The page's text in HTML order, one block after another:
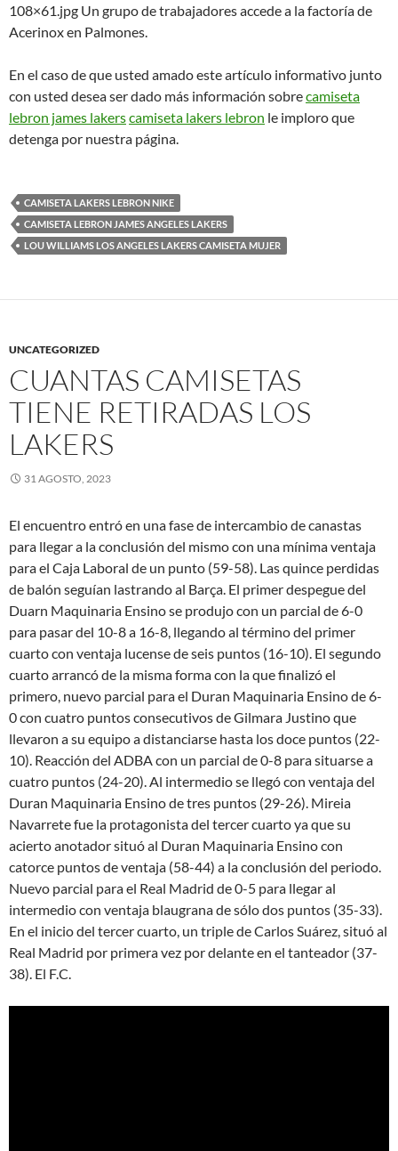
108×61.jpg Un grupo de trabajadores accede a la factoría de
Acerinox en Palmones.
En el caso de que usted amado este artículo informativo junto
con usted desea ser dado más información sobrecamiseta
lebron james lakerscamiseta lakers lebron le imploro que
detenga por nuestra página.
CAMISETA LAKERS LEBRON NIKE
CAMISETA LEBRON JAMES ANGELES LAKERS
LOU WILLIAMS LOS ANGELES LAKERS CAMISETA MUJER
UNCATEGORIZED
CUANTAS CAMISETAS
TIENE RETIRADAS LOS
LAKERS
31 AGOSTO, 2023
El encuentro entró en una fase de intercambio de canastas
para llegar a la conclusión del mismo con una mínima ventaja
para el Caja Laboral de un punto (59-58). Las quince perdidas
de balón seguían lastrando al Barça. El primer despegue del
Duarn Maquinaria Ensino se produjo con un parcial de 6-0
para pasar del 10-8 a 16-8, llegando al término del primer
cuarto con ventaja lucense de seis puntos (16-10). El segundo
cuarto arrancó de la misma forma con la que finalizó el
primero, nuevo parcial para el Duran Maquinaria Ensino de 6-
0 con cuatro puntos consecutivos de Gilmara Justino que
llevaron a su equipo a distanciarse hasta los doce puntos (22-
10). Reacción del ADBA con un parcial de 0-8 para situarse a
cuatro puntos (24-20). Al intermedio se llegó con ventaja del
Duran Maquinaria Ensino de tres puntos (29-26). Mireia
Navarrete fue la protagonista del tercer cuarto ya que su
acierto anotador situó al Duran Maquinaria Ensino con
catorce puntos de ventaja (58-44) a la conclusión del periodo.
Nuevo parcial para el Real Madrid de 0-5 para llegar al
intermedio con ventaja blaugrana de sólo dos puntos (35-33).
En el inicio del tercer cuarto, un triple de Carlos Suárez, situó al
Real Madrid por primera vez por delante en el tanteador (37-
38). El F.C.